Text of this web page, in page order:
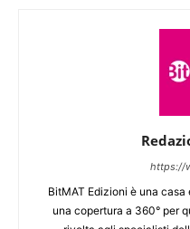
https://
BitMAT Edizioni è una
una copertura a 360° per